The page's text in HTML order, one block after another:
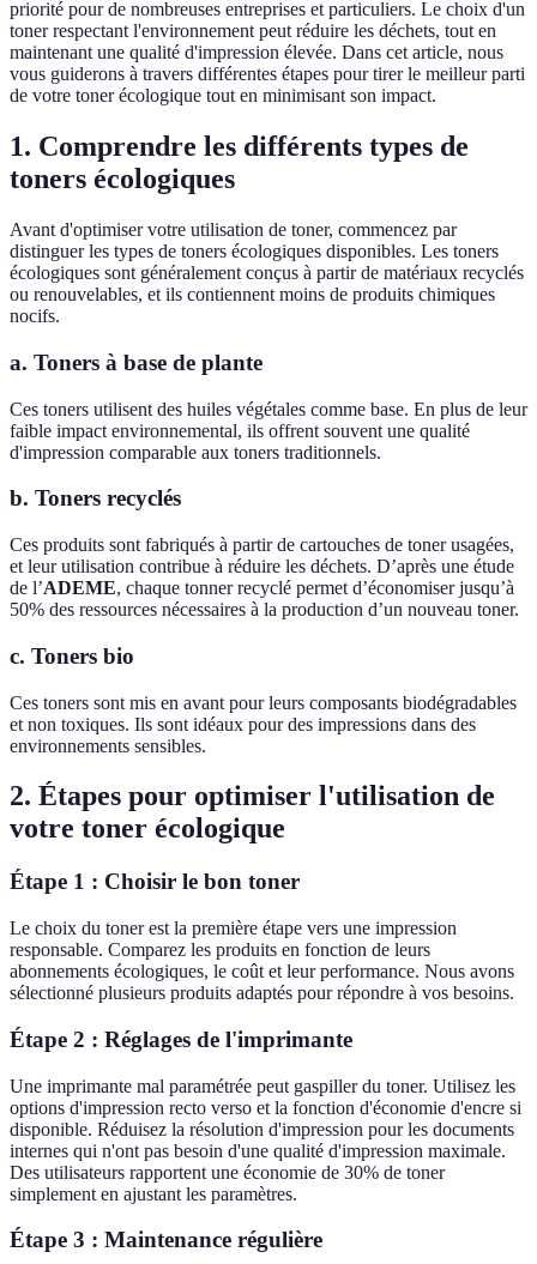
priorité pour de nombreuses entreprises et particuliers. Le choix d'un
toner respectant l'environnement peut réduire les déchets, tout en
maintenant une qualité d'impression élevée. Dans cet article, nous
vous guiderons à travers différentes étapes pour tirer le meilleur parti
de votre toner écologique tout en minimisant son impact.
1. Comprendre les différents types de
toners écologiques
Avant d'optimiser votre utilisation de toner, commencez par
distinguer les types de toners écologiques disponibles. Les toners
écologiques sont généralement conçus à partir de matériaux recyclés
ou renouvelables, et ils contiennent moins de produits chimiques
nocifs.
a. Toners à base de plante
Ces toners utilisent des huiles végétales comme base. En plus de leur
faible impact environnemental, ils offrent souvent une qualité
d'impression comparable aux toners traditionnels.
b. Toners recyclés
Ces produits sont fabriqués à partir de cartouches de toner usagées,
et leur utilisation contribue à réduire les déchets. D’après une étude
de l’ADEME, chaque tonner recyclé permet d’économiser jusqu’à
50% des ressources nécessaires à la production d’un nouveau toner.
c. Toners bio
Ces toners sont mis en avant pour leurs composants biodégradables
et non toxiques. Ils sont idéaux pour des impressions dans des
environnements sensibles.
2. Étapes pour optimiser l'utilisation de
votre toner écologique
Étape 1 : Choisir le bon toner
Le choix du toner est la première étape vers une impression
responsable. Comparez les produits en fonction de leurs
abonnements écologiques, le coût et leur performance. Nous avons
sélectionné plusieurs produits adaptés pour répondre à vos besoins.
Étape 2 : Réglages de l'imprimante
Une imprimante mal paramétrée peut gaspiller du toner. Utilisez les
options d'impression recto verso et la fonction d'économie d'encre si
disponible. Réduisez la résolution d'impression pour les documents
internes qui n'ont pas besoin d'une qualité d'impression maximale.
Des utilisateurs rapportent une économie de 30% de toner
simplement en ajustant les paramètres.
Étape 3 : Maintenance régulière